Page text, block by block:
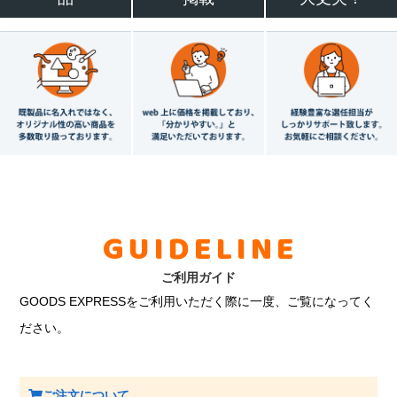
GUIDELINE
ご利用ガイド
GOODS EXPRESSをご利用いただく際に一度、ご覧になってく
ださい。